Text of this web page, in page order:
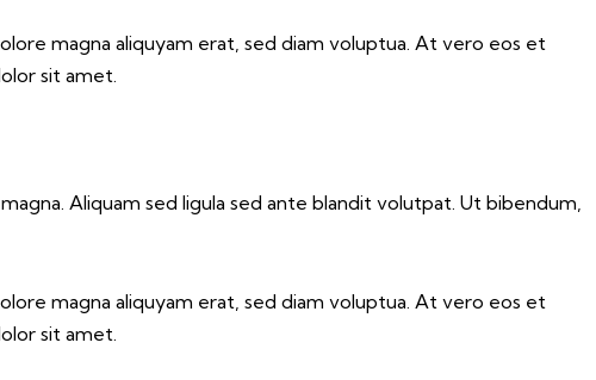
magna aliquyam erat, sed diam voluptua. At vero eos et
sit amet.
Aliquam sed ligula sed ante blandit volutpat. Ut bibendum,
magna aliquyam erat, sed diam voluptua. At vero eos et
sit amet.